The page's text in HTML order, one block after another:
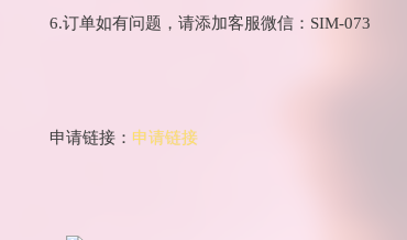
6.订单如有问题，请添加客服微信：SIM-073
申请链接： 申请链接